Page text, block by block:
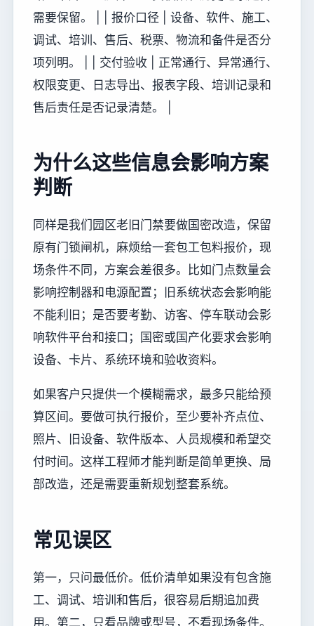
需要保留。 | | 报价口径 | 设备、软件、施工、
调试、培训、售后、税票、物流和备件是否分
项列明。 | | 交付验收 | 正常通行、异常通行、
权限变更、日志导出、报表字段、培训记录和
售后责任是否记录清楚。 |
为什么这些信息会影响方案
判断
同样是我们园区老旧门禁要做国密改造，保留
原有门锁闸机，麻烦给一套包工包料报价，现
场条件不同，方案会差很多。比如门点数量会
影响控制器和电源配置；旧系统状态会影响能
不能利旧；是否要考勤、访客、停车联动会影
响软件平台和接口；国密或国产化要求会影响
设备、卡片、系统环境和验收资料。
如果客户只提供一个模糊需求，最多只能给预
算区间。要做可执行报价，至少要补齐点位、
照片、旧设备、软件版本、人员规模和希望交
付时间。这样工程师才能判断是简单更换、局
部改造，还是需要重新规划整套系统。
常见误区
第一，只问最低价。低价清单如果没有包含施
工、调试、培训和售后，很容易后期追加费
用。第二，只看品牌或型号，不看现场条件。